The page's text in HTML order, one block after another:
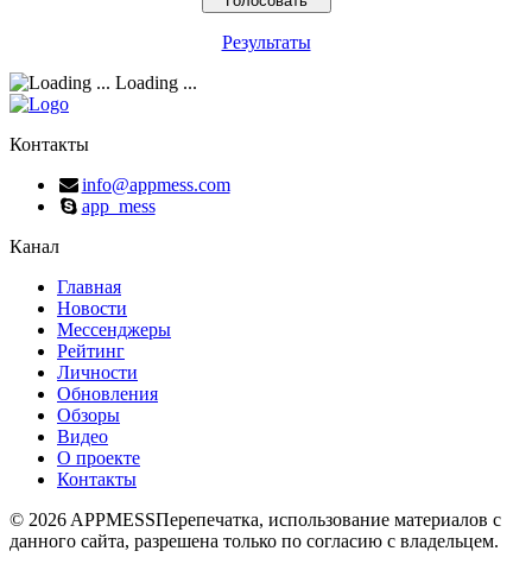
Результаты
Loading ...
Контакты
info@appmess.com
app_mess
Канал
Главная
Новости
Мессенджеры
Рейтинг
Личности
Обновления
Обзоры
Видео
О проекте
Контакты
© 2026 APPMESSПерепечатка, использование материалов с
данного сайта, разрешена только по согласию с владельцем.